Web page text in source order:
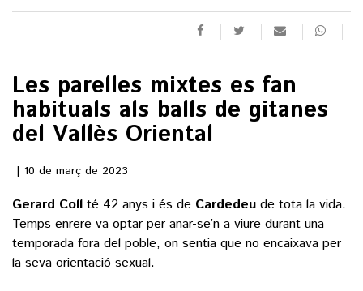
TEMÀTIQUES
()
()
ACTUALITAT
SOCIETAT
ECONOMIA
VEURE TOTES
FUTBOL
HOQUEI PATINS
ARTS ESCÈNIQUES
Les parelles mixtes es fan
habituals als balls de gitanes
del Vallès Oriental
10 de març de 2023
Gerard Coll té 42 anys i és de Cardedeu de tota la vida.
Temps enrere va optar per anar-se’n a viure durant una
temporada fora del poble, on sentia que no encaixava per
la seva orientació sexual.